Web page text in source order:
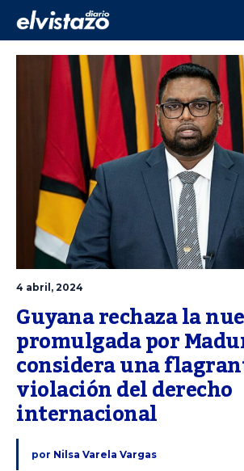
4 abril, 2024
Guyana rechaza la
promulgada por
considera una
violación del derecho
internacional
por Nilsa Varela Vargas